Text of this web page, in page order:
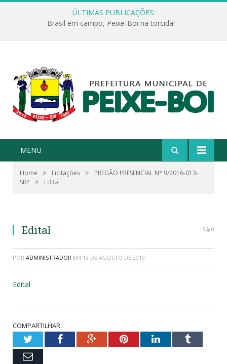
ÚLTIMAS PUBLICAÇÕES:
Brasil em campo, Peixe-Boi na torcida!
MENU
Home » Licitações »
PREGÃO PRESENCIAL N° 9/2016-013-
SRP
» Edital
Edital 0
POR ADMINISTRADOR EM 13 DE AGOSTO DE 2019
Edital
COMPARTILHAR:
TwitterFacebookGoogle+PinterestLinkedInTumblr
Email